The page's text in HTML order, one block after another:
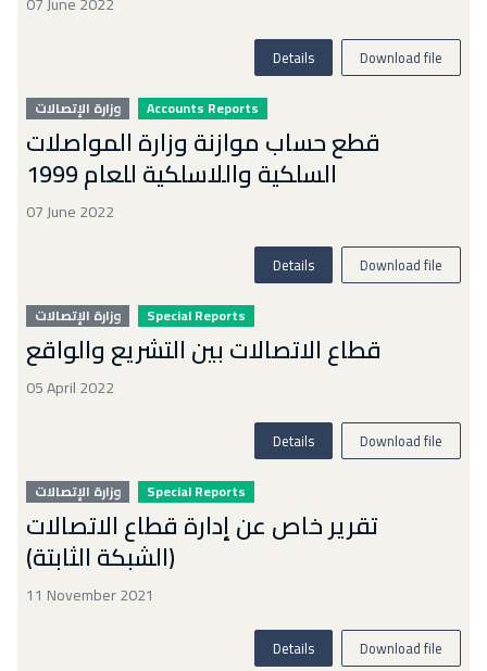
Details Download file
وزارة الإتصالات Accounts Reports
قطع حساب موازنة وزارة المواصلات
السلكية واللاسلكية للعام 1999
07 June 2022
Details Download file
وزارة الإتصالات Special Reports
قطاع الاتصالات بين التشريع والواقع
05 April 2022
Details Download file
وزارة الإتصالات Special Reports
تقرير خاص عن إدارة قطاع الاتصالات
(الشبكة الثابتة)
11 November 2021
Details Download file